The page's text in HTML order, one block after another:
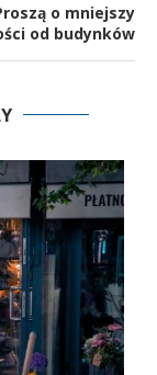
o mniejszy
od budynków